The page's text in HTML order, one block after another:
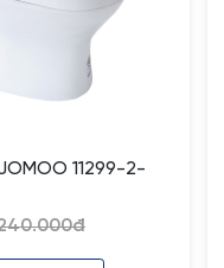
11299-2-